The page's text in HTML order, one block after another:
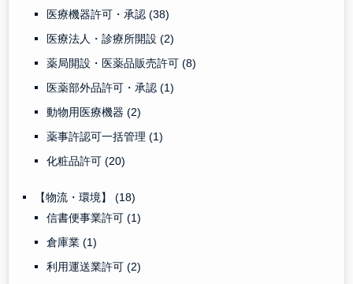
医療機器許可・承認(38)
医療法人・診療所開設(2)
薬局開設・医薬品販売許可(8)
医薬部外品許可・承認(1)
動物用医療機器(2)
薬事許認可一括管理(1)
化粧品許可(20)
【物流・環境】(18)
信書便事業許可(1)
倉庫業(1)
利用運送業許可(2)